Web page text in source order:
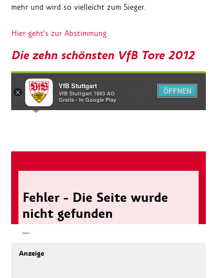
mehr und wird so vielleicht zum Sieger.
Hier geht's zur Abstimmung
Die zehn schönsten VfB Tore 2012